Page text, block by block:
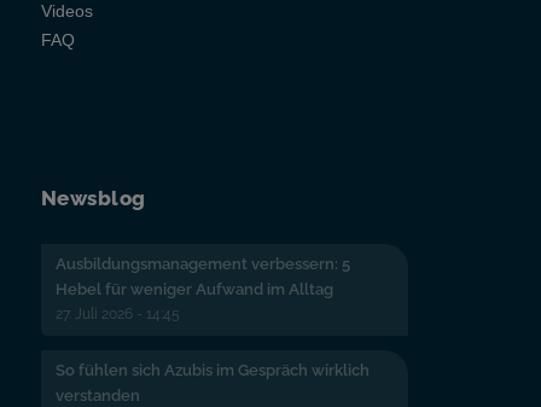
Videos
FAQ
Newsblog
Ausbildungsmanagement verbessern: 5
Hebel für weniger Aufwand im Alltag
27. Juli 2026 - 14:45
So fühlen sich Azubis im Gespräch wirklich
verstanden